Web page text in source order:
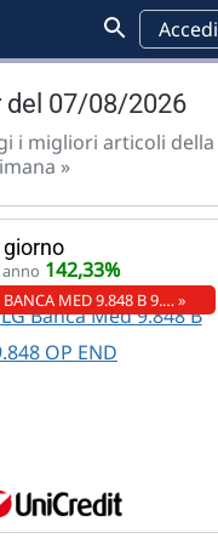
Accedi
del 07/08/2026
i migliori articoli della
»
giorno
142,33%
BANCA MED 9.848 B 9.… »